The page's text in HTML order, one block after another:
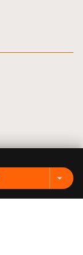
arrow_drop_down